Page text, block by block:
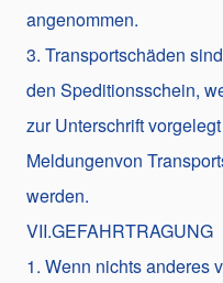
angenommen.
3. Transportschäden
den Speditionsschein,
zur Unterschrift
Meldungenvon
werden.
VII.GEFAHRTRAGUNG
1. Wenn nichts anderes